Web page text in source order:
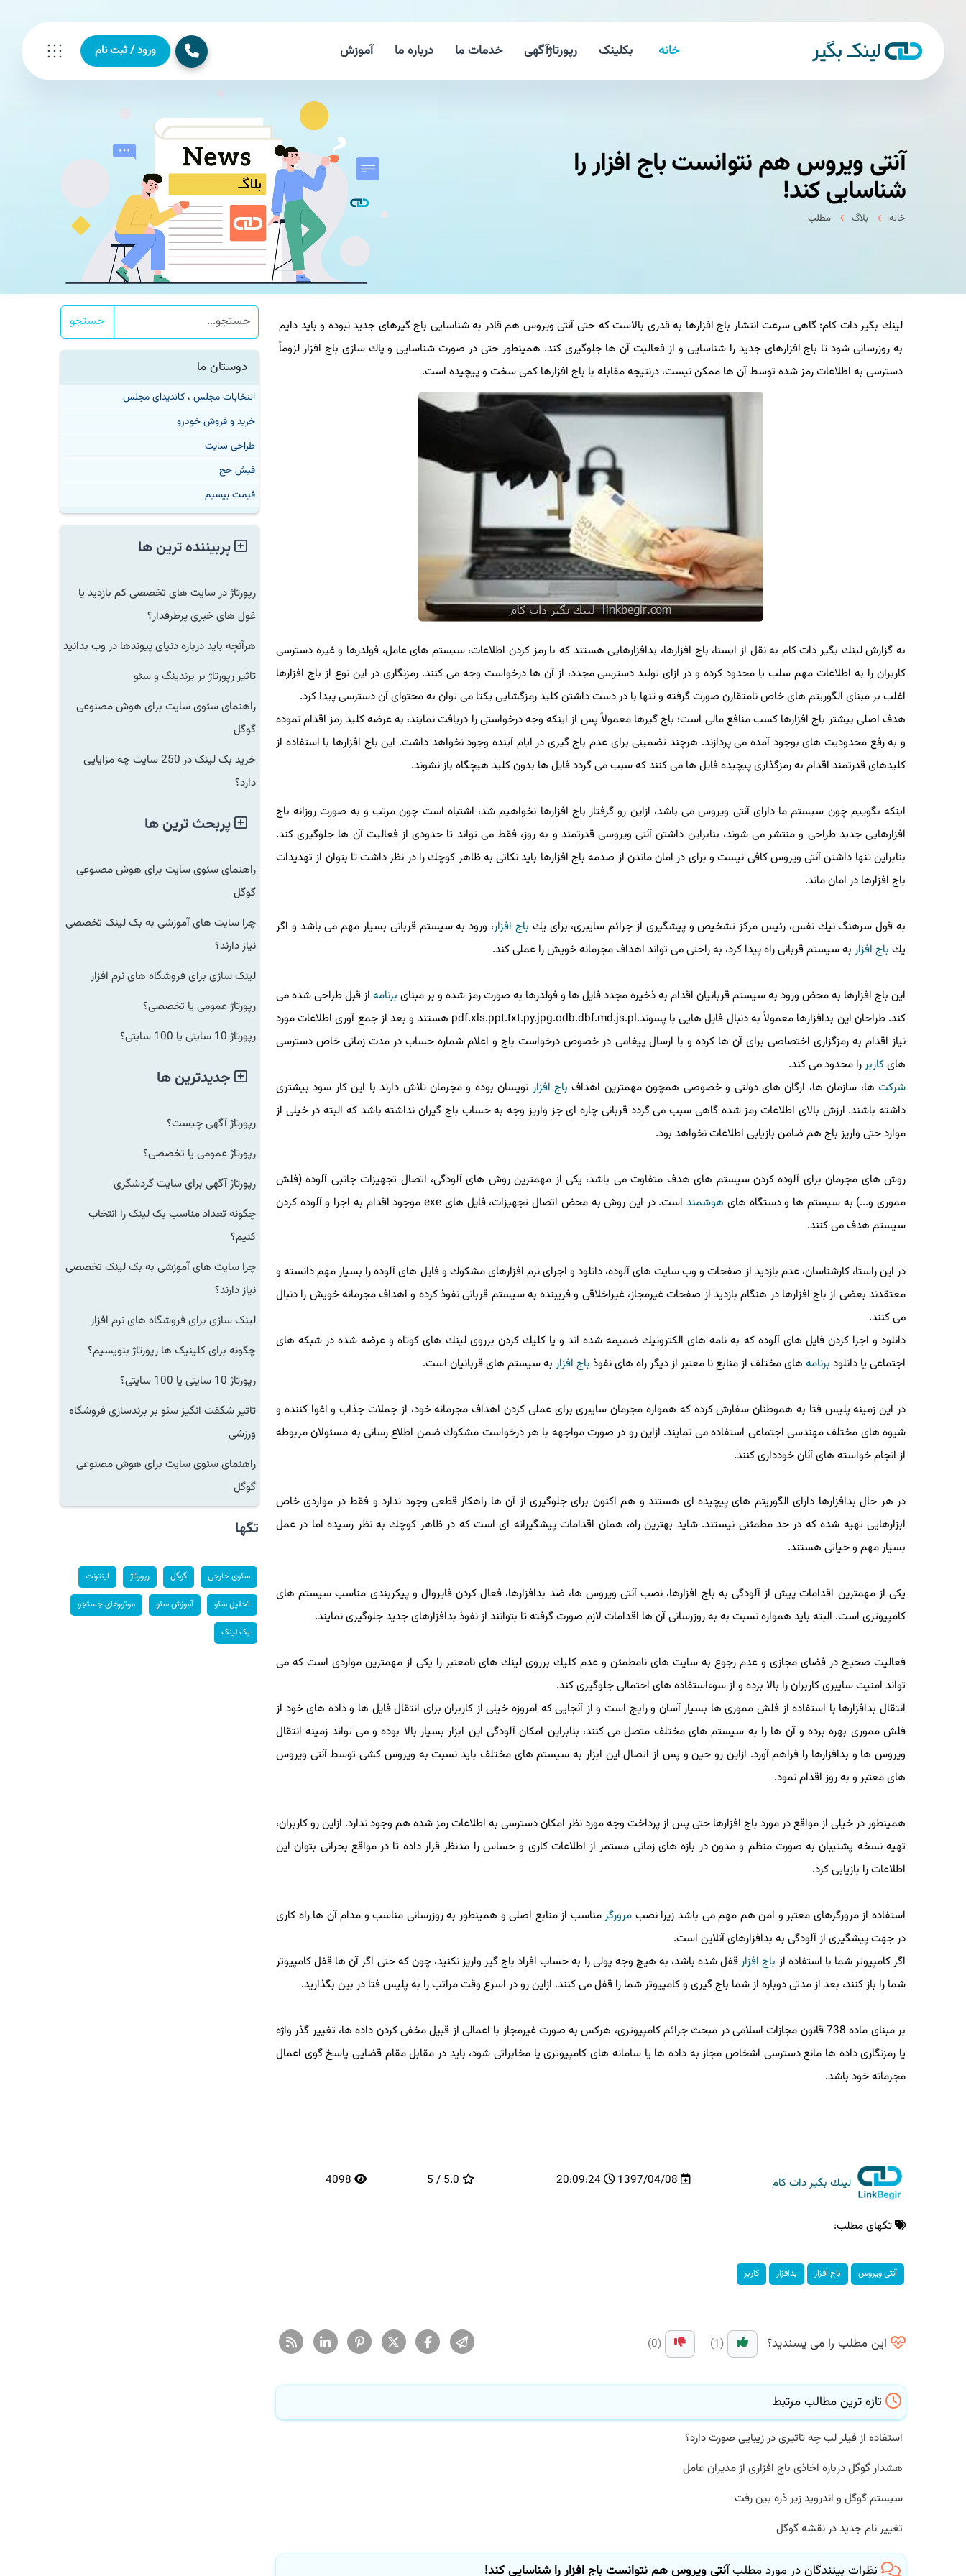
خانه بکلینک رپورتاژآگهی خدمات ما درباره ما آموزش ورود / ثبت نام
آنتی ویروس هم نتوانست باج افزار را
شناسایی كند!
خانه بلاگ مطلب
لینك بگیر دات كام: گاهی سرعت انتشار باج افزارها به قدری بالاست كه حتی آنتی ویروس هم قادر به شناسایی باج گیرهای جدید نبوده و باید دایم
به روزرسانی شود تا باج افزارهای جدید را شناسایی و از فعالیت آن ها جلوگیری كند. همینطور حتی در صورت شناسایی و پاك سازی باج افزار لزوماً
دسترسی به اطلاعات رمز شده توسط آن ها ممكن نیست، درنتیجه مقابله با باج افزارها كمی سخت و پیچیده است.
به گزارش لینك بگیر دات كام به نقل از ایسنا، باج افزارها، بدافزارهایی هستند كه با رمز كردن اطلاعات، سیستم های عامل، فولدرها و غیره دسترسی
كاربران را به اطلاعات مهم سلب یا محدود كرده و در ازای تولید دسترسی مجدد، از آن ها درخواست وجه می كنند. رمزنگاری در این نوع از باج افزارها
اغلب بر مبنای الگوریتم های خاص نامتقارن صورت گرفته و تنها با در دست داشتن كلید رمزگشایی یكتا می توان به محتوای آن دسترسی پیدا كرد.
هدف اصلی بیشتر باج افزارها كسب منافع مالی است؛ باج گیرها معمولاً پس از اینكه وجه درخواستی را دریافت نمایند، به عرضه كلید رمز اقدام نموده
و به رفع محدودیت های بوجود آمده می پردازند. هرچند تضمینی برای عدم باج گیری در ایام آینده وجود نخواهد داشت. این باج افزارها با استفاده از
كلیدهای قدرتمند اقدام به رمزگذاری پیچیده فایل ها می كنند كه سبب می گردد فایل ها بدون كلید هیچگاه باز نشوند.
اینكه بگوییم چون سیستم ما دارای آنتی ویروس می باشد، ازاین رو گرفتار باج افزارها نخواهیم شد، اشتباه است چون مرتب و به صورت روزانه باج
افزارهایی جدید طراحی و منتشر می شوند، بنابراین داشتن آنتی ویروسی قدرتمند و به روز، فقط می تواند تا حدودی از فعالیت آن ها جلوگیری كند.
بنابراین تنها داشتن آنتی ویروس كافی نیست و برای در امان ماندن از صدمه باج افزارها باید نكاتی به ظاهر كوچك را در نظر داشت تا بتوان از تهدیدات
باج افزارها در امان ماند.
به قول سرهنگ نیك نفس، رئیس مركز تشخیص و پیشگیری از جرائم سایبری، برای یك باج افزار، ورود به سیستم قربانی بسیار مهم می باشد و اگر
یك باج افزار به سیستم قربانی راه پیدا كرد، به راحتی می تواند اهداف مجرمانه خویش را عملی كند.
این باج افزارها به محض ورود به سیستم قربانیان اقدام به ذخیره مجدد فایل ها و فولدرها به صورت رمز شده و بر مبنای برنامه از قبل طراحی شده می
كند. طراحان این بدافزارها معمولاً به دنبال فایل هایی با پسوند.pdf.xls.ppt.txt.py.jpg.odb.dbf.md.js.pl هستند و بعد از جمع آوری اطلاعات مورد
نیاز اقدام به رمزگزاری اختصاصی برای آن ها كرده و با ارسال پیغامی در خصوص درخواست باج و اعلام شماره حساب در مدت زمانی خاص دسترسی
هایكاربررا محدود می كند.
شركتها، سازمان ها، ارگان های دولتی و خصوصی همچون مهمترین اهداف باج افزار نویسان بوده و مجرمان تلاش دارند با این كار سود بیشتری
داشته باشند. ارزش بالای اطلاعات رمز شده گاهی سبب می گردد قربانی چاره ای جز واریز وجه به حساب باج گیران نداشته باشد كه البته در خیلی از
موارد حتی واریز باج هم ضامن بازیابی اطلاعات نخواهد بود.
روش های مجرمان برای آلوده كردن سیستم های هدف متفاوت می باشد، یكی از مهمترین روش های آلودگی، اتصال تجهیزات جانبی آلوده (فلش
مموری و...) به سیستم ها و دستگاه های هوشمند
است. در این روش به محض اتصال تجهیزات، فایل های exe موجود اقدام به اجرا و آلوده كردن
سیستم هدف می كنند.
در این راستا، كارشناسان، عدم بازدید از صفحات و وب سایت های آلوده، دانلود و اجرای نرم افزارهای مشكوك و فایل های آلوده را بسیار مهم دانسته و
معتقدند بعضی از باج افزارها در هنگام بازدید از صفحات غیرمجاز، غیراخلاقی و فریبنده به سیستم قربانی نفوذ كرده و اهداف مجرمانه خویش را دنبال
می كنند.
دانلود و اجرا كردن فایل های آلوده كه به نامه های الكترونیك ضمیمه شده اند و یا كلیك كردن برروی لینك های كوتاه و عرضه شده در شبكه های
اجتماعی یا دانلود برنامه های مختلف از منابع نا معتبر از دیگر راه های نفوذ باج افزار به سیستم های قربانیان است.
در این زمینه پلیس فتا به هموطنان سفارش كرده كه همواره مجرمان سایبری برای عملی كردن اهداف مجرمانه خود، از جملات جذاب و اغوا كننده و
شیوه های مختلف مهندسی اجتماعی استفاده می نمایند. ازاین رو در صورت مواجهه با هر درخواست مشكوك ضمن اطلاع رسانی به مسئولان مربوطه
از انجام خواسته های آنان خودداری كنند.
در هر حال بدافزارها دارای الگوریتم های پیچیده ای هستند و هم اكنون برای جلوگیری از آن ها راهكار قطعی وجود ندارد و فقط در مواردی خاص
ابزارهایی تهیه شده كه در حد مطمئنی نیستند. شاید بهترین راه، همان اقدامات پیشگیرانه ای است كه در ظاهر كوچك به نظر رسیده اما در عمل
بسیار مهم و حیاتی هستند.
یكی از مهمترین اقدامات پیش از آلودگی به باج افزارها، نصب آنتی ویروس ها، ضد بدافزارها، فعال كردن فایروال و پیكربندی مناسب سیستم های
كامپیوتری است. البته باید همواره نسبت به به روزرسانی آن ها اقدامات لازم صورت گرفته تا بتوانند از نفوذ بدافزارهای جدید جلوگیری نمایند.
فعالیت صحیح در فضای مجازی و عدم رجوع به سایت های نامطمئن و عدم كلیك برروی لینك های نامعتبر را یكی از مهمترین مواردی است كه می
تواند امنیت سایبری كاربران را بالا برده و از سوءاستفاده های احتمالی جلوگیری كند.
انتقال بدافزارها با استفاده از فلش مموری ها بسیار آسان و رایج است و از آنجایی كه امروزه خیلی از كاربران برای انتقال فایل ها و داده های خود از
فلش مموری بهره برده و آن ها را به سیستم های مختلف متصل می كنند، بنابراین امكان آلودگی این ابزار بسیار بالا بوده و می تواند زمینه انتقال
ویروس ها و بدافزارها را فراهم آورد. ازاین رو حین و پس از اتصال این ابزار به سیستم های مختلف باید نسبت به ویروس كشی توسط آنتی ویروس
های معتبر و به روز اقدام نمود.
همینطور در خیلی از مواقع در مورد باج افزارها حتی پس از پرداخت وجه مورد نظر امكان دسترسی به اطلاعات رمز شده هم وجود ندارد. ازاین رو كاربران،
تهیه نسخه پشتیبان به صورت منظم و مدون در بازه های زمانی مستمر از اطلاعات كاری و حساس را مدنظر قرار داده تا در مواقع بحرانی بتوان این
اطلاعات را بازیابی كرد.
استفاده از مرورگرهای معتبر و امن هم مهم می باشد زیرا نصب مرورگرمناسب از منابع اصلی و همینطور به روزرسانی مناسب و مدام آن ها راه كاری
در جهت پیشگیری از آلودگی به بدافزارهای آنلاین است.
اگر كامپیوتر شما با استفاده از باج افزارقفل شده باشد، به هیچ وجه پولی را به حساب افراد باج گیر واریز نكنید، چون كه حتی اگر آن ها قفل كامپیوتر
شما را باز كنند، بعد از مدتی دوباره از شما باج گیری و كامپیوتر شما را قفل می كنند. ازاین رو در اسرع وقت مراتب را به پلیس فتا در بین بگذارید.
بر مبنای ماده 738 قانون مجازات اسلامی در مبحث جرائم كامپیوتری، هركس به صورت غیرمجاز با اعمالی از قبیل مخفی كردن داده ها، تغییر گذر واژه
یا رمزنگاری داده ها مانع دسترسی اشخاص مجاز به داده ها یا سامانه های كامپیوتری یا مخابراتی شود، باید در مقابل مقام قضایی پاسخ گوی اعمال
مجرمانه خود باشد.
لینك بگیر دات كام 1397/04/08
20:09:24
5.0 / 5
4098
تگهای مطلب:
آنتی ویروس باج افزار بدافزار كاربر
این مطلب را می پسندید؟ (1)
(0)
تازه ترین مطالب مرتبط
استفاده از فیلر لب چه تاثیری در زیبایی صورت دارد؟
هشدار گوگل درباره اخاذی باج افزاری از مدیران عامل
سیستم گوگل و اندروید زیر ذره بین رفت
تغییر نام جدید در نقشه گوگل
نظرات بینندگان در مورد مطلبآنتی ویروس هم نتوانست باج افزار را شناسایی كند!
جستجو
دوستان ما
انتخابات مجلس ، کاندیدای مجلس
خرید و فروش خودرو
طراحی سایت
فیش حج
قیمت بیسیم
پربیننده ترین ها
رپورتاژ در سایت های تخصصی کم بازدید یا
غول های خبری پرطرفدار؟
هرآنچه باید درباره دنیای پیوندها در وب بدانید
تاثیر رپورتاژ بر برندینگ و سئو
راهنمای سئوی سایت برای هوش مصنوعی
گوگل
خرید بک لینک در 250 سایت چه مزایایی
دارد؟
پربحث ترین ها
راهنمای سئوی سایت برای هوش مصنوعی
گوگل
چرا سایت های آموزشی به بک لینک تخصصی
نیاز دارند؟
لینک سازی برای فروشگاه های نرم افزار
رپورتاژ عمومی یا تخصصی؟
رپورتاژ 10 سایتی یا 100 سایتی؟
جدیدترین ها
رپورتاژ آگهی چیست؟
رپورتاژ عمومی یا تخصصی؟
رپورتاژ آگهی برای سایت گردشگری
چگونه تعداد مناسب بک لینک را انتخاب
کنیم؟
چرا سایت های آموزشی به بک لینک تخصصی
نیاز دارند؟
لینک سازی برای فروشگاه های نرم افزار
چگونه برای کلینیک ها رپورتاژ بنویسیم؟
رپورتاژ 10 سایتی یا 100 سایتی؟
تاثیر شگفت انگیز سئو بر برندسازی فروشگاه
ورزشی
راهنمای سئوی سایت برای هوش مصنوعی
گوگل
تگها
سئوی خارجی گوگل رپورتاژ اینترنت
تحلیل سئو آموزش سئو موتورهای جستجو
بک لینک